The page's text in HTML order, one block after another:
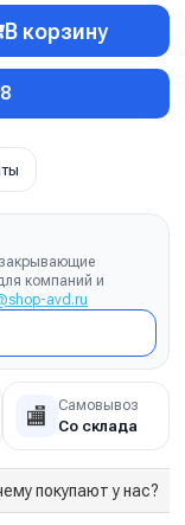
В корзину
компаний и
avd.ru
🏬 Самовывоз
Со склада
покупают у нас?